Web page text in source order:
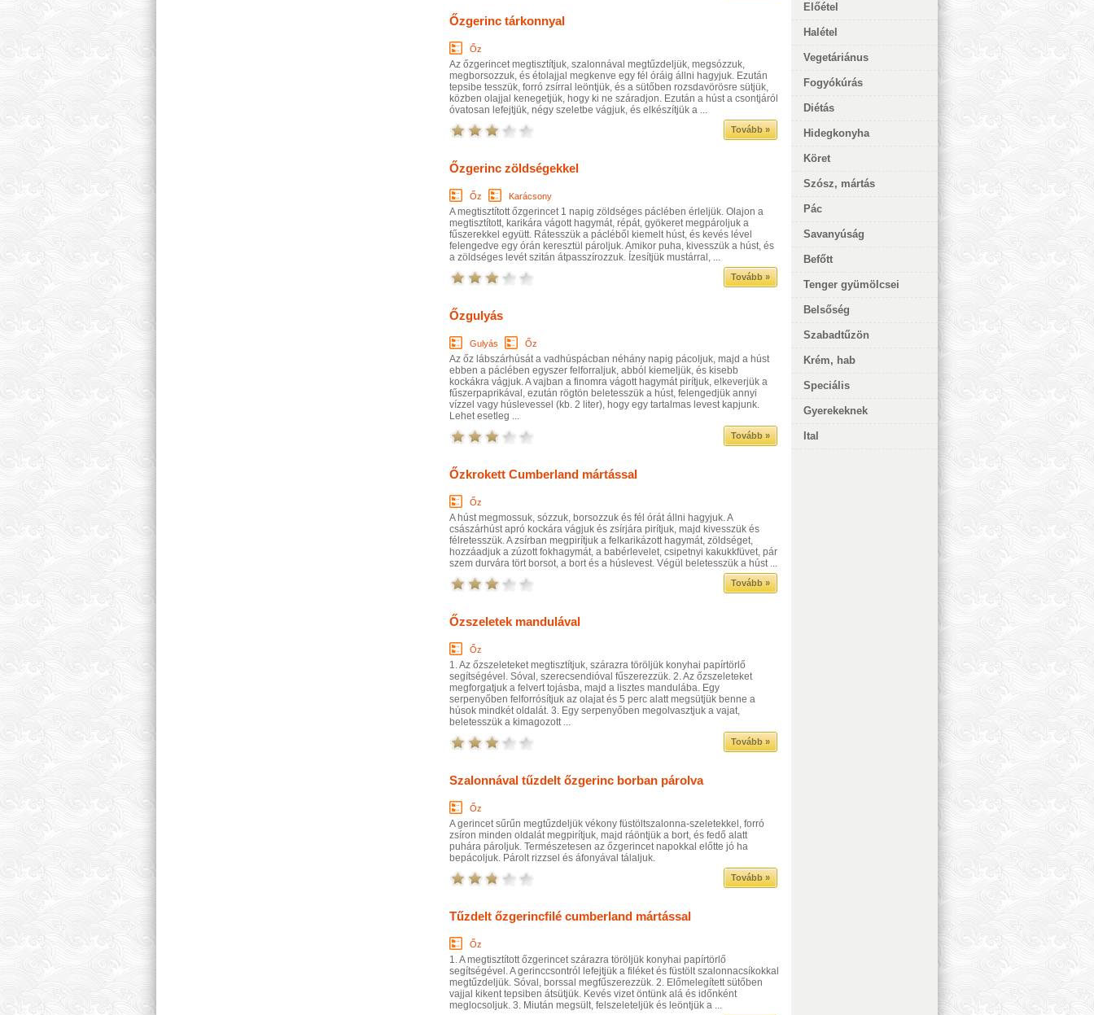
Előétel
Halétel
Vegetáriánus
Fogyókúrás
Diétás
Hidegkonyha
Köret
Szósz, mártás
Pác
Savanyúság
Befőtt
Tenger gyümölcsei
Belsőség
Szabadtűzön
Krém, hab
Speciális
Gyerekeknek
Ital
Őzgerinc tárkonnyal
Őz
Az őzgerincet megtisztítjuk, szalonnával megtűzdeljük, megsózzuk,
megborsozzuk, és étolajjal megkenve egy fél óráig állni hagyjuk. Ezután
tepsibe tesszük, forró zsírral leöntjük, és a sütőben rozsdavörösre sütjük,
közben olajjal kenegetjük, hogy ki ne száradjon. Ezután a húst a csontjáról
óvatosan lefejtjük, négy szeletbe vágjuk, és elkészítjük a ...
Tovább »
Őzgerinc zöldségekkel
Őz Karácsony
A megtisztított őzgerincet 1 napig zöldséges páclében érleljük. Olajon a
megtisztított, karikára vágott hagymát, répát, gyökeret megpároljuk a
fűszerekkel együtt. Rátesszük a pácléből kiemelt húst, és kevés lével
felengedve egy órán keresztül pároljuk. Amikor puha, kivesszük a húst, és
a zöldséges levét szitán átpasszírozzuk. Ízesítjük mustárral, ...
Tovább »
Őzgulyás
Gulyás Őz
Az őz lábszárhúsát a vadhúspácban néhány napig pácoljuk, majd a húst
ebben a páclében egyszer felforraljuk, abból kiemeljük, és kisebb
kockákra vágjuk. A vajban a finomra vágott hagymát pirítjuk, elkeverjük a
fűszerpaprikával, ezután rögtön beletesszük a húst, felengedjük annyi
vízzel vagy húslevessel (kb. 2 liter), hogy egy tartalmas levest kapjunk.
Lehet esetleg ...
Tovább »
Őzkrokett Cumberland mártással
Őz
A húst megmossuk, sózzuk, borsozzuk és fél órát állni hagyjuk. A
császárhúst apró kockára vágjuk és zsírjára pirítjuk, majd kivesszük és
félretesszük. A zsírban megpirítjuk a felkarikázott hagymát, zöldséget,
hozzáadjuk a zúzott fokhagymát, a babérlevelet, csipetnyi kakukkfüvet, pár
szem durvára tört borsot, a bort és a húslevest. Végül beletesszük a húst ...
Tovább »
Őzszeletek mandulával
Őz
1. Az őzszeleteket megtisztítjuk, szárazra töröljük konyhai papírtörlő
segítségével. Sóval, szerecsendióval fűszerezzük. 2. Az őzszeleteket
megforgatjuk a felvert tojásba, majd a lisztes mandulába. Egy
serpenyőben felforrósítjuk az olajat és 5 perc alatt megsütjük benne a
húsok mindkét oldalát. 3. Egy serpenyőben megolvasztjuk a vajat,
beletesszük a kimagozott ...
Tovább »
Szalonnával tűzdelt őzgerinc borban párolva
Őz
A gerincet sűrűn megtűzdeljük vékony füstöltszalonna-szeletekkel, forró
zsíron minden oldalát megpirítjuk, majd ráöntjük a bort, és fedő alatt
puhára pároljuk. Természetesen az őzgerincet napokkal előtte jó ha
bepácoljuk. Párolt rizzsel és áfonyával tálaljuk.
Tovább »
Tűzdelt őzgerincfilé cumberland mártással
Őz
1. A megtisztított őzgerincet szárazra töröljük konyhai papírtörlő
segítségével. A gerinccsontról lefejtjük a filéket és füstölt szalonnacsíkokkal
megtűzdeljük. Sóval, borssal megfűszerezzük. 2. Előmelegített sütőben
vajjal kikent tepsiben átsütjük. Kevés vizet öntünk alá és időnként
meglocsoljuk. 3. Miután megsült, felszeleteljük és leöntjük a ...